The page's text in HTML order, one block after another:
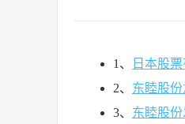
1、
日本股
2、 东睦股
3、 东睦股